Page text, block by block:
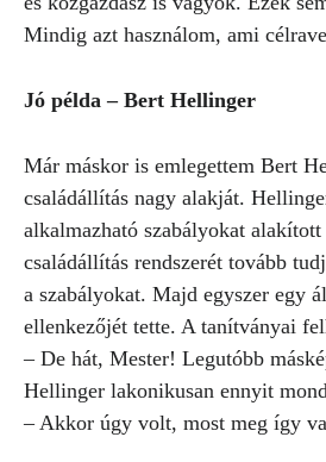
Mindig azt használom, ami
Jó példa – Bert Hellinger
Már máskor is emlegettem Bert
családállítás nagy alakját.
alkalmazható szabályokat
családállítás rendszerét tovább
a szabályokat. Majd egyszer egy
ellenkezőjét tette. A tanítványai
– De hát, Mester! Legutóbb
Hellinger lakonikusan ennyit
– Akkor úgy volt, most meg így